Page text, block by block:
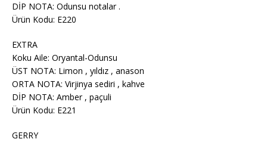
DİP NOTA: Odunsu notalar .
Ürün Kodu: E220
EXTRA
Koku Aile: Oryantal-Odunsu
ÜST NOTA: Limon , yıldız , anason
ORTA NOTA: Virjinya sediri , kahve
DİP NOTA: Amber , paçuli
Ürün Kodu: E221
GERRY